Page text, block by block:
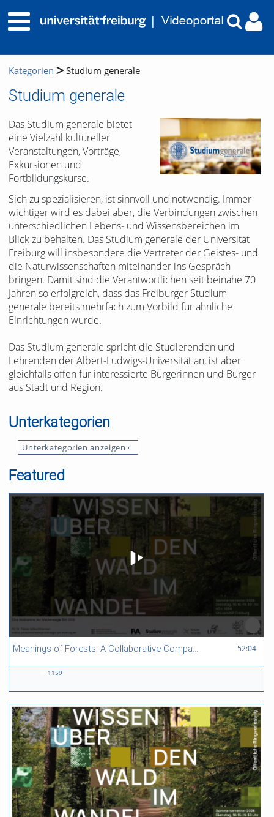
Kategorien Studium generale
Studium generale
Das Studium generale bietet
eine Vielzahl kultureller
Veranstaltungen, Vorträge,
Exkursionen und
Fortbildungskurse.
Sich zu spezialisieren, ist sinnvoll und notwendig. Immer
wichtiger wird es dabei aber, die Verbindungen zwischen
unterschiedlichen Lebens- und Wissensbereichen im
Blick zu behalten. Das Studium generale der Universität
Freiburg will insbesondere die Vertreter der Geistes- und
die Naturwissenschaften miteinander ins Gespräch
bringen. Damit sind die Verantwortlichen seit beinahe 70
Jahren so erfolgreich, dass das Freiburger Studium
generale bereits mehrfach zum Vorbild für ähnliche
Einrichtungen wurde.
Das Studium generale spricht die Studierenden und
Lehrenden der Albert-Ludwigs-Universität an, ist aber
gleichfalls offen für interessierte Bürgerinnen und Bürger
aus Stadt und Region.
Unterkategorien
Unterkategorien anzeigen
Featured
Meanings of Forests: A Collaborative Comparative Ethnography Between Indonesia and Germany 52:04
52:04 duration
1159
views